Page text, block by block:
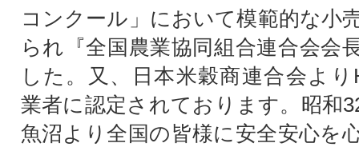
コンクール」において模範的な小
られ『全国農業協同組合連合会会
した。又、日本米穀商連合会より
業者に認定されております。昭和
魚沼より全国の皆様に安全安心を